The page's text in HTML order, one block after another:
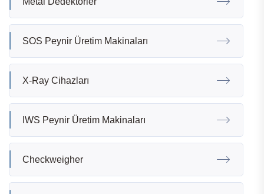
SOS Peynir Üretim Makinaları
X-Ray Cihazları
IWS Peynir Üretim Makinaları
Checkweigher